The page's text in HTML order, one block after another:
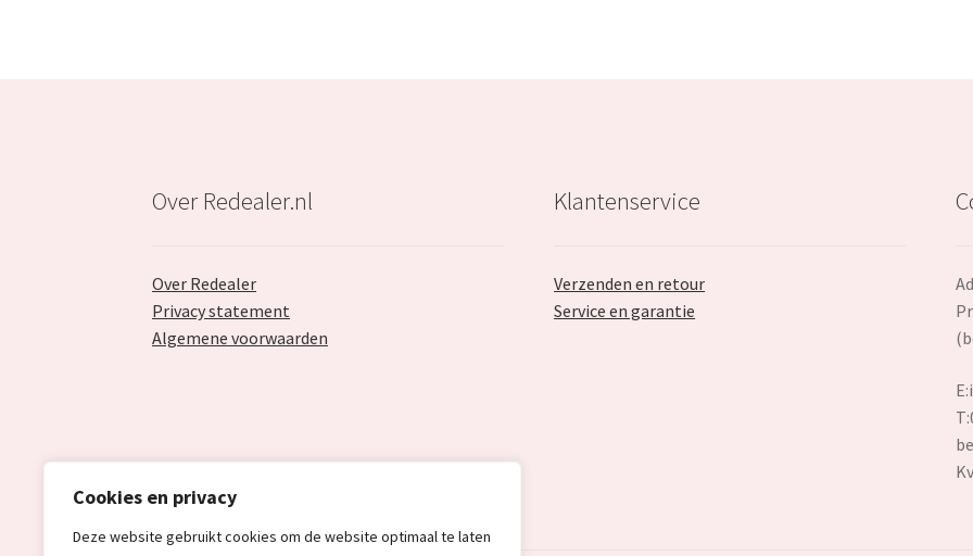
Cookies en privacy
Deze website gebruikt cookies om de website optimaal te laten
Over Redealer.nl
Over Redealer
Privacy statement
Algemene voorwaarden
Klantenservice
Verzenden en retour
Service en garantie
E: